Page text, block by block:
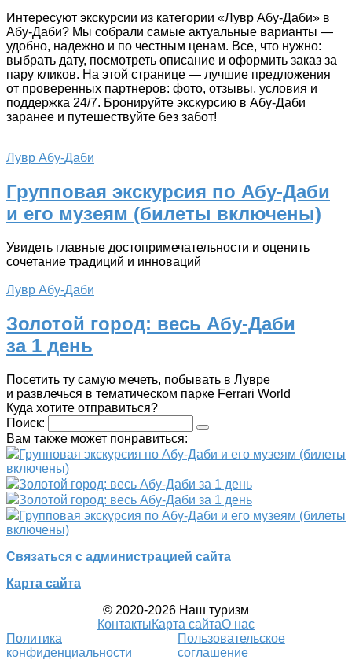
Интересуют экскурсии из категории «Лувр Абу-Даби» в
Абу-Даби? Мы собрали самые актуальные варианты —
удобно, надежно и по честным ценам. Все, что нужно:
выбрать дату, посмотреть описание и оформить заказ за
пару кликов. На этой странице — лучшие предложения
от проверенных партнеров: фото, отзывы, условия и
поддержка 24/7. Бронируйте экскурсию в Абу-Даби
заранее и путешествуйте без забот!
Лувр Абу-Даби
Групповая экскурсия по Абу-Даби
и его музеям (билеты включены)
Увидеть главные достопримечательности и оценить
сочетание традиций и инноваций
Лувр Абу-Даби
Золотой город: весь Абу-Даби
за 1 день
Посетить ту самую мечеть, побывать в Лувре
и развлечься в тематическом парке Ferrari Wоrld
Куда хотите отправиться?
Поиск:
Вам также может понравиться:
Групповая экскурсия по Абу-Даби и его музеям (билеты
включены)
Золотой город: весь Абу-Даби за 1 день
Золотой город: весь Абу-Даби за 1 день
Групповая экскурсия по Абу-Даби и его музеям (билеты
включены)
Связаться с администрацией сайта
Карта сайта
© 2020-2026 Наш туризм
КонтактыКарта сайтаО нас
Политика
конфиденциальности
Пользовательское
соглашение